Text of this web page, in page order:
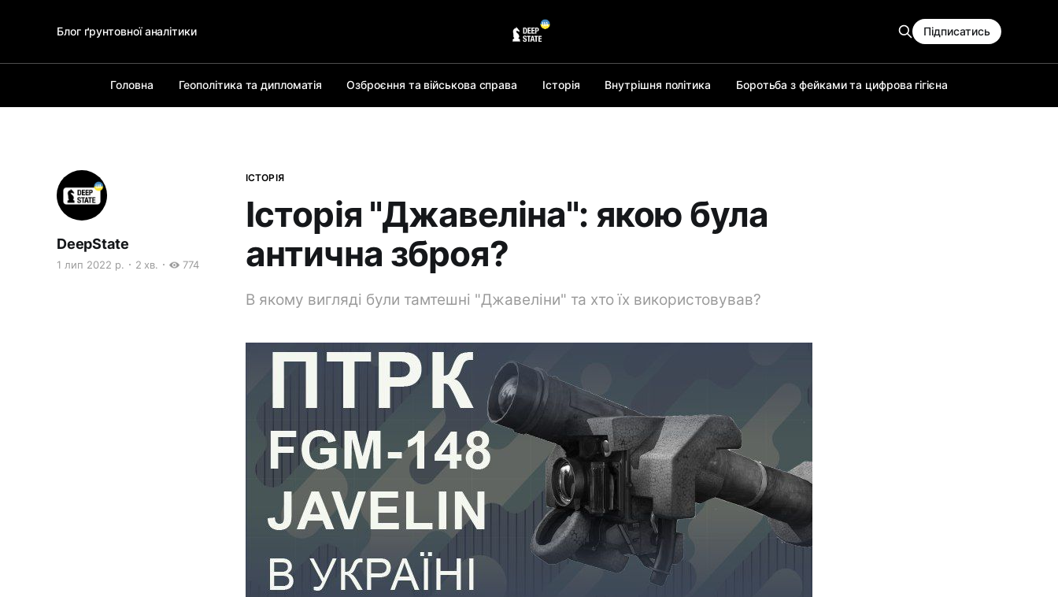
Блог ґрунтовної аналітики
Головна Геополітика та дипломатія Озброєння та військова справа Історія Внутрішня політика Боротьба з фейками та цифрова гігієна
Підписатись
ІСТОРІЯ
Історія "Джавеліна": якою була
антична зброя?
DeepState
1 лип 2022 р. 2 хв. 774
В якому вигляді були тамтешні "Джавеліни" та хто їх використовував?